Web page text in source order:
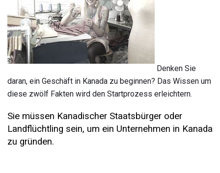
Denken Sie
daran, ein Geschäft in Kanada zu beginnen? Das Wissen um
diese zwölf Fakten wird den Startprozess erleichtern.
Sie müssen Kanadischer Staatsbürger oder
Landflüchtling sein, um ein Unternehmen in Kanada
zu gründen.